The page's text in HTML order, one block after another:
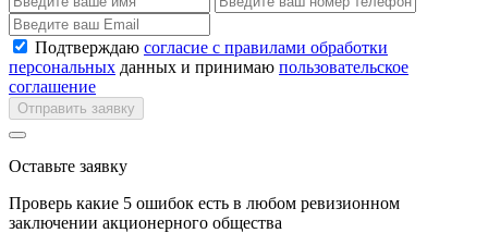
Подтверждаю согласие с правилами обработки
персональных данных и принимаю пользовательское
соглашение
Отправить заявку
Оставьте заявку
Проверь какие 5 ошибок есть в любом ревизионном
заключении акционерного общества